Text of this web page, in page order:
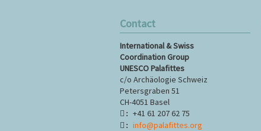
Contact
International & Swiss
Coordination Group
UNESCO Palafittes
c/o Archäologie Schweiz
Petersgraben 51
CH-4051 Basel
: +41 61 207 62 75
: info@palafittes.org